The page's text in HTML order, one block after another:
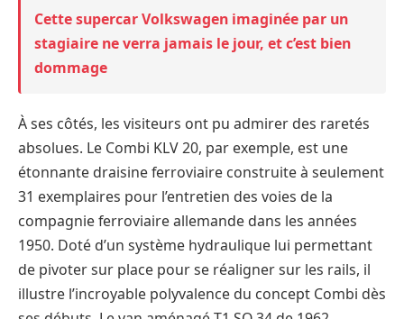
Cette supercar Volkswagen imaginée par un
stagiaire ne verra jamais le jour, et c’est bien
dommage
À ses côtés, les visiteurs ont pu admirer des raretés
absolues. Le Combi KLV 20, par exemple, est une
étonnante draisine ferroviaire construite à seulement
31 exemplaires pour l’entretien des voies de la
compagnie ferroviaire allemande dans les années
1950. Doté d’un système hydraulique lui permettant
de pivoter sur place pour se réaligner sur les rails, il
illustre l’incroyable polyvalence du concept Combi dès